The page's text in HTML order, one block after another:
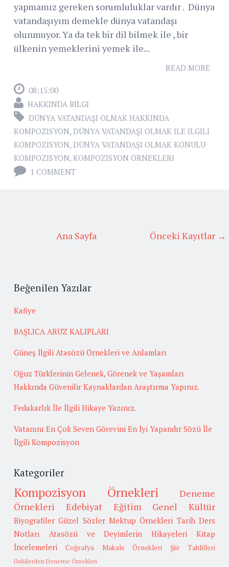
yapmamız gereken sorumluluklar vardır . Dünya
vatandaşıyım demekle dünya vatandaşı
olunmuyor. Ya da tek bir dil bilmek ile , bir
ülkenin yemeklerini yemek ile...
READ MORE
08:15:00
HAKKINDA BILGI
DÜNYA VATANDAŞI OLMAK HAKKINDA
KOMPOZISYON, DÜNYA VATANDAŞI OLMAK ILE ILGILI
KOMPOZISYON, DÜNYA VATANDAŞI OLMAK KONULU
KOMPOZISYON, KOMPOZISYON ÖRNEKLERI
1 COMMENT
Önceki Kayıtlar →
Ana Sayfa
Beğenilen Yazılar
Kafiye
BAŞLICA ARUZ KALIPLARI
Güneş İlgili Atasözü Örnekleri ve Anlamları
Oğuz Türklerinin Gelenek, Görenek ve Yaşamları
Hakkında Güvenilir Kaynaklardan Araştırma Yapınız.
Fedakarlık İle İlgili Hikaye Yazınız.
Vatanını En Çok Seven Görevini En İyi Yapandır Sözü İle
İlgili Kompozisyon
Kategoriler
Kompozisyon Örnekleri
Deneme
Örnekleri
Edebiyat Eğitim Genel Kültür
Biyografiler Güzel Sözler Mektup Örnekleri Tarih Ders
Notları
Atasözü ve Deyimlerin Hikayeleri
Kitap
İncelemeleri
Coğrafya Makale Örnekleri Şiir Tahlilleri
Ünlülerden Deneme Örnekleri